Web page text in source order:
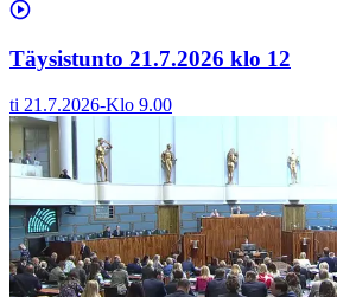
Täysistunto 21.7.2026 klo 12
ti 21.7.2026-Klo 9.00